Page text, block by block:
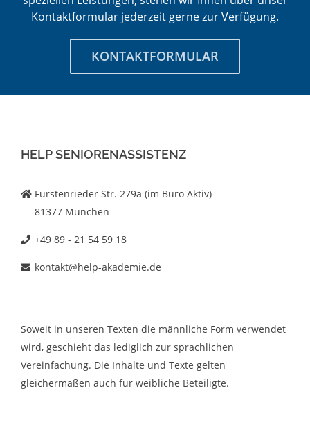
Kontaktformular jederzeit gerne zur Verfügung.
KONTAKTFORMULAR
HELP SENIORENASSISTENZ
Fürstenrieder Str. 279a (im Büro Aktiv)
81377 München
+49 89 - 21 54 59 18
kontakt@help-akademie.de
Soweit in unseren Texten die männliche Form verwendet
wird, geschieht das lediglich zur sprachlichen
Vereinfachung. Die Inhalte und Texte gelten
gleichermaßen auch für weibliche Beteiligte.